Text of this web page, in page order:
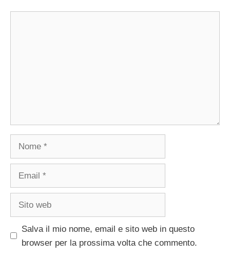
Nome
Email
Sito
Salva il mio nome, email e sito web in questo
browser per la prossima volta che commento.